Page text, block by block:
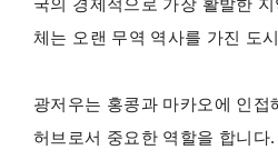
체는 오랜 무역 역사를 가진 도
광저우는 홍콩과 마카오에 인접
허브로서 중요한 역할을 합니다